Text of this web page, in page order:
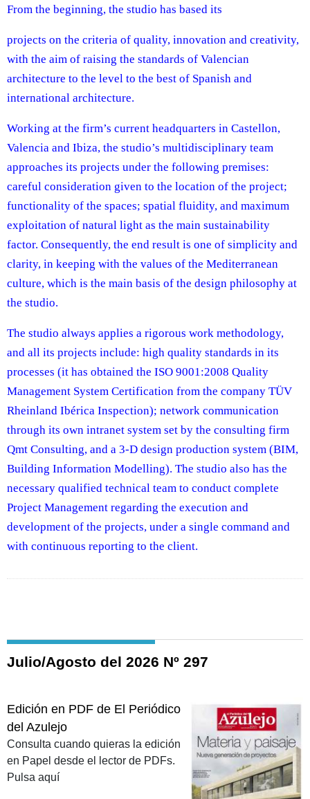
From the beginning, the studio has based its
projects on the criteria of quality, innovation and creativity,
with the aim of raising the standards of Valencian
architecture to the level to the best of Spanish and
international architecture.
Working at the firm’s current headquarters in Castellon,
Valencia and Ibiza, the studio’s multidisciplinary team
approaches its projects under the following premises:
careful consideration given to the location of the project;
functionality of the spaces; spatial fluidity, and maximum
exploitation of natural light as the main sustainability
factor. Consequently, the end result is one of simplicity and
clarity, in keeping with the values of the Mediterranean
culture, which is the main basis of the design philosophy at
the studio.
The studio always applies a rigorous work methodology,
and all its projects include: high quality standards in its
processes (it has obtained the ISO 9001:2008 Quality
Management System Certification from the company TÜV
Rheinland Ibérica Inspection); network communication
through its own intranet system set by the consulting firm
Qmt Consulting, and a 3-D design production system (BIM,
Building Information Modelling). The studio also has the
necessary qualified technical team to conduct complete
Project Management regarding the execution and
development of the projects, under a single command and
with continuous reporting to the client.
Julio/Agosto del 2026 Nº 297
Edición en PDF de El Periódico
del Azulejo
Consulta cuando quieras la edición
en Papel desde el lector de PDFs.
Pulsa aquí